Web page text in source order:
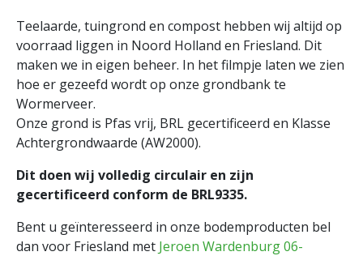
Teelaarde, tuingrond en compost hebben wij altijd op
voorraad liggen in Noord Holland en Friesland. Dit
maken we in eigen beheer. In het filmpje laten we zien
hoe er gezeefd wordt op onze grondbank te
Wormerveer.
Onze grond is Pfas vrij, BRL gecertificeerd en Klasse
Achtergrondwaarde (AW2000).
Dit doen wij volledig circulair en zijn
gecertificeerd conform de BRL9335.
Bent u geïnteresseerd in onze bodemproducten bel
dan voor Friesland met Jeroen Wardenburg06-